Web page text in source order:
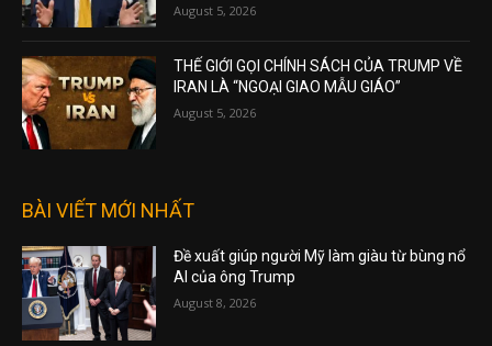
August 5, 2026
THẾ GIỚI GỌI CHÍNH SÁCH CỦA TRUMP VỀ
IRAN LÀ “NGOẠI GIAO MẪU GIÁO”
August 5, 2026
BÀI VIẾT MỚI NHẤT
Đề xuất giúp người Mỹ làm giàu từ bùng nổ
AI của ông Trump
August 8, 2026